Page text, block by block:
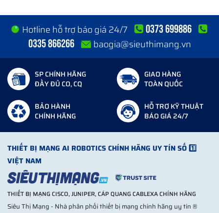
Hotline hỗ trợ báo giá 24/7
0373 699886
0335 866266
baogia@sieuthimang.vn
SP CHÍNH HÃNG
ĐẦY ĐỦ CO, CQ
GIAO HÀNG
TOÀN QUỐC
BẢO HÀNH
CHÍNH HÃNG
HỖ TRỢ KỸ THUẬT
BÁO GIÁ 24/7
THIẾT BỊ MẠNG AI ROBOTICS CHÍNH HÃNG UY TÍN SỐ 1️⃣
VIỆT NAM
THIẾT BỊ MẠNG CISCO, JUNIPER, CÁP QUANG CABLEXA CHÍNH HÃNG
Siêu Thị Mạng - Nhà phân phối thiết bị mạng chính hãng uy tín ®